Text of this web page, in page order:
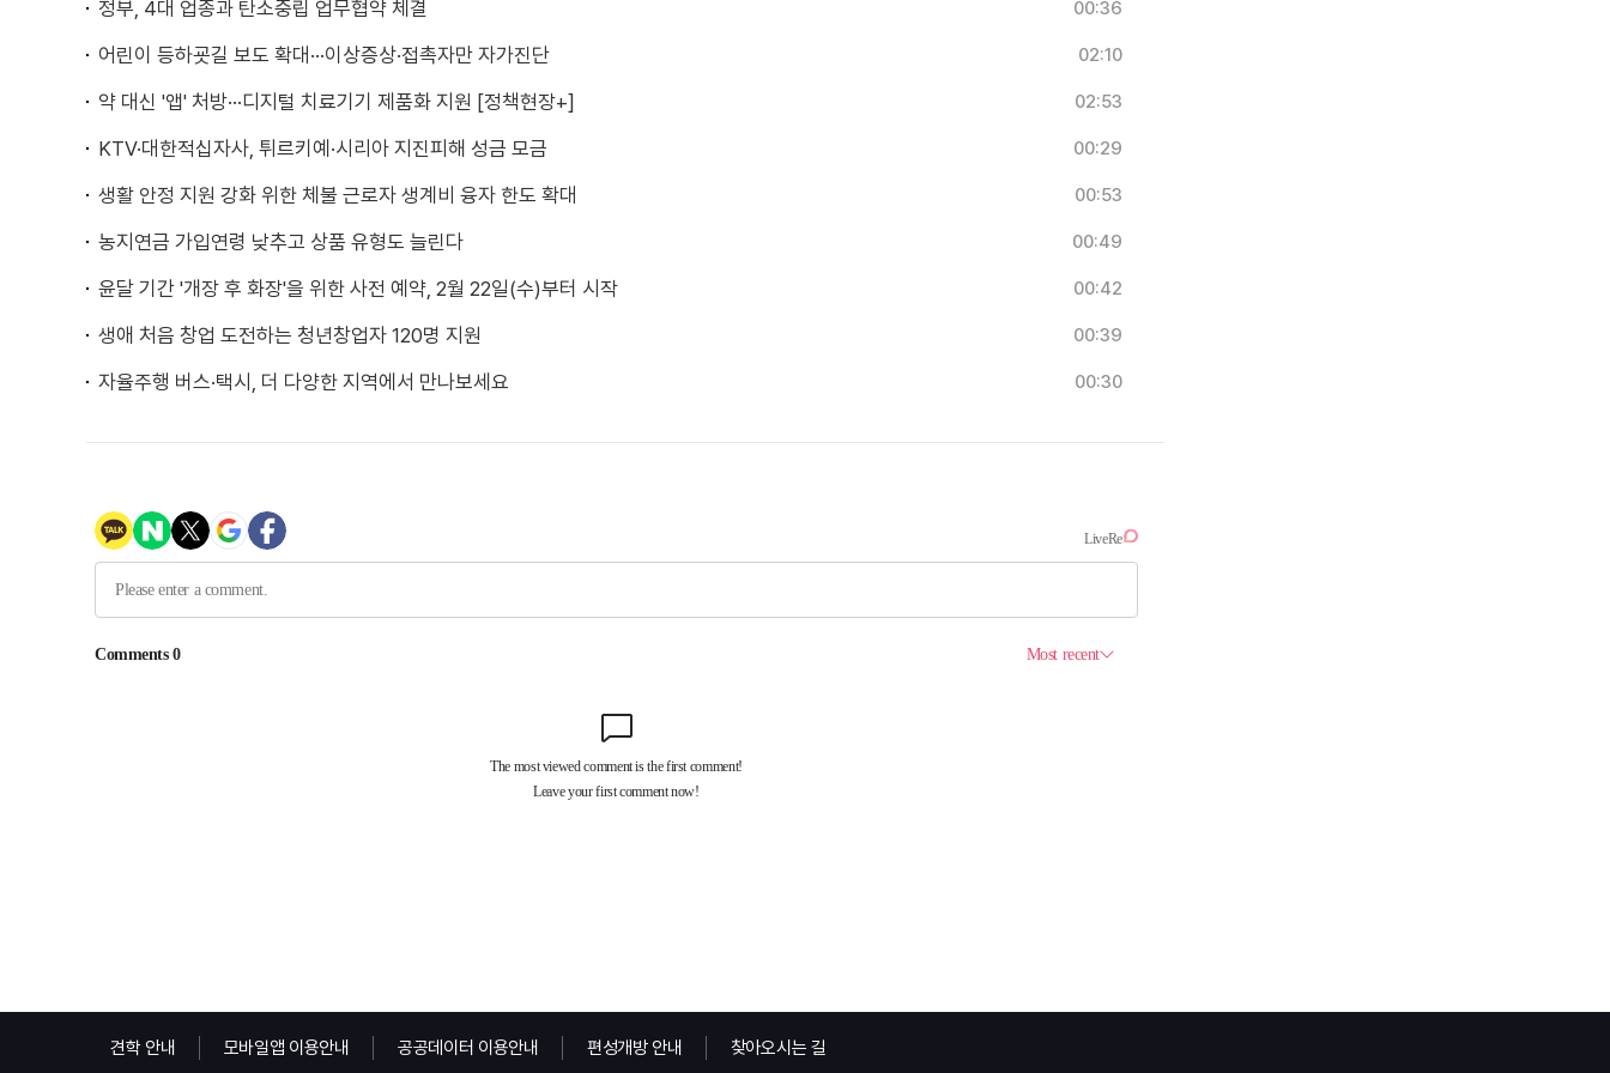
정부, 4대 업종과 탄소중립 업무협약 체결 00:36
어린이 등하굣길 보도 확대···이상증상·접촉자만 자가진단 02:10
약 대신 '앱' 처방···디지털 치료기기 제품화 지원 [정책현장+] 02:53
KTV·대한적십자사, 튀르키예·시리아 지진피해 성금 모금 00:29
생활 안정 지원 강화 위한 체불 근로자 생계비 융자 한도 확대 00:53
농지연금 가입연령 낮추고 상품 유형도 늘린다 00:49
윤달 기간 '개장 후 화장'을 위한 사전 예약, 2월 22일(수)부터 시작 00:42
생애 처음 창업 도전하는 청년창업자 120명 지원 00:39
자율주행 버스·택시, 더 다양한 지역에서 만나보세요 00:30
견학 안내 모바일앱 이용안내 공공데이터 이용안내 편성개방 안내 찾아오시는 길